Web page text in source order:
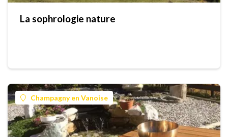
La sophrologie nature
Champagny en Vanoise